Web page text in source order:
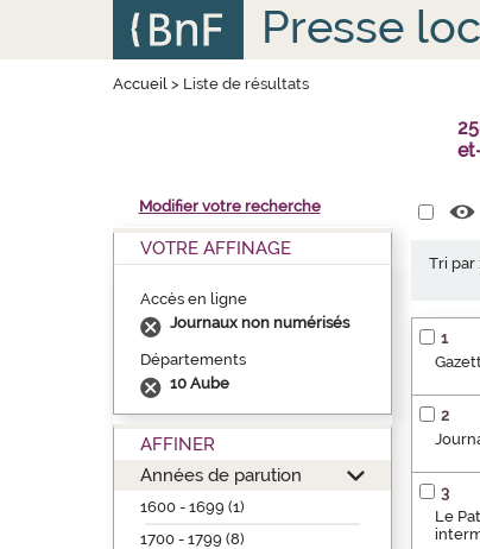
Presse
Accueil> Liste de résultats
Modifier votre recherche
VOTRE AFFINAGE
Accès en ligne
Journaux non numérisés
Départements
10 Aube
AFFINER
Années de parution
1600 - 1699 (1)
1700 - 1799 (8)
Tri par :
1
2
3
Le
Panneau de gestion des cookies